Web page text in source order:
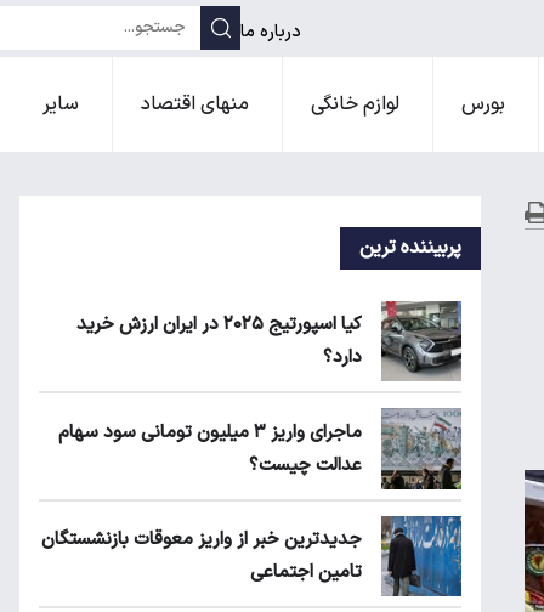
درباره ما
بورس لوازم خانگی منهای اقتصاد سایر
پربیننده ترین
کیا اسپورتیج ۲۰۲۵ در ایران ارزش خرید
دارد؟
ماجرای واریز ۳ میلیون تومانی سود سهام
عدالت چیست؟
جدیدترین خبر از واریز معوقات بازنشستگان
تامین اجتماعی